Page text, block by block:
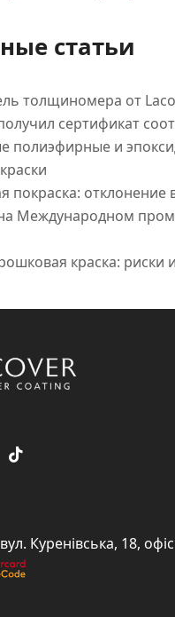
статьи
толщиномера от
сертификат
полиэфирные и
покраска: отклонение
Международном
краска: риски
T
o
Куренівська, 18,